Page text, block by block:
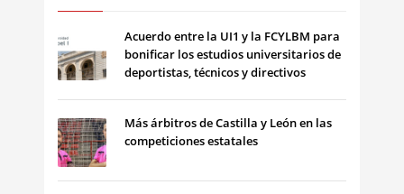
Acuerdo entre la UI1 y la FCYLBM para
bonificar los estudios universitarios de
deportistas, técnicos y directivos
Más árbitros de Castilla y León en las
competiciones estatales